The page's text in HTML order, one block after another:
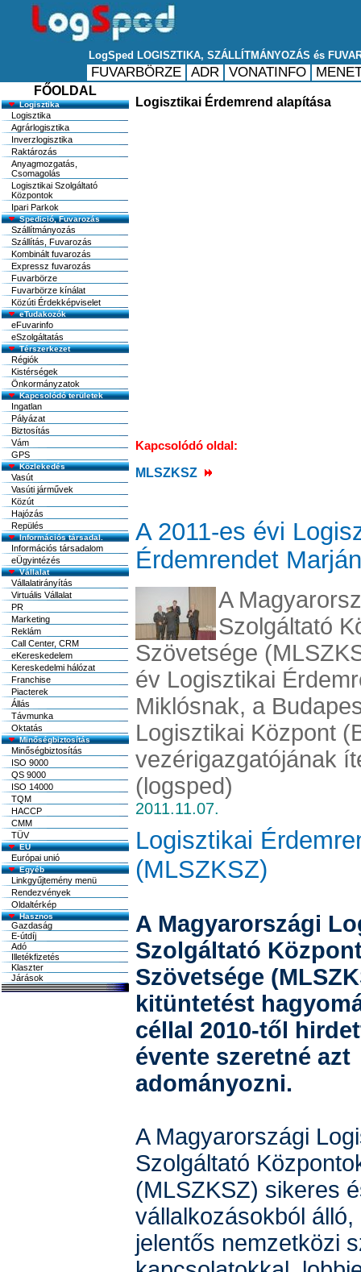
FŐOLDAL
Logisztika
Logisztika
Agrárlogisztika
Inverzlogisztika
Raktározás
Anyagmozgatás,
Csomagolás
Logisztikai Szolgáltató
Központok
Ipari Parkok
Spedició, Fuvarozás
Szállítmányozás
Szállítás, Fuvarozás
Kombinált fuvarozás
Expressz fuvarozás
Fuvarbörze
Fuvarbörze kínálat
Közúti Érdekképviselet
eTudakozók
eFuvarinfo
eSzolgáltatás
Térszerkezet
Régiók
Kistérségek
Önkormányzatok
Kapcsolódó területek
Ingatlan
Pályázat
Biztosítás
Vám
GPS
Közlekedés
Vasút
Vasúti járművek
Közút
Hajózás
Repülés
Információs társadal.
Információs társadalom
eÜgyintézés
Vállalat
Vállalatirányítás
Virtuális Vállalat
PR
Marketing
Reklám
Call Center, CRM
eKereskedelem
Kereskedelmi hálózat
Franchise
Piacterek
Állás
Távmunka
Oktatás
Minőségbiztosítás
Minőségbiztosítás
ISO 9000
QS 9000
ISO 14000
TQM
HACCP
CMM
TÜV
EU
Európai unió
Egyéb
Linkgyűjtemény menü
Rendezvények
Oldaltérkép
Logisztikai Érdemrend alapítása
Kapcsolódó oldal:
MLSZKSZ
A 2011-es évi
Érdemrendet
A
Szolgáltató
Szövetsége
év Logisztikai
Miklósnak, a
Logisztikai Központ
vezérigazgatójának
(logsped)
2011.11.07.
Logisztikai
(MLSZKSZ)
A Magyarországi
Szolgáltató
Szövetsége
kitüntetést
céllal 2010-től
évente szeretné azt
adományozni.
A Magyarországi
Szolgáltató
(MLSZKSZ) sikeres
vállalkozásokból
jelentős nemzetközi